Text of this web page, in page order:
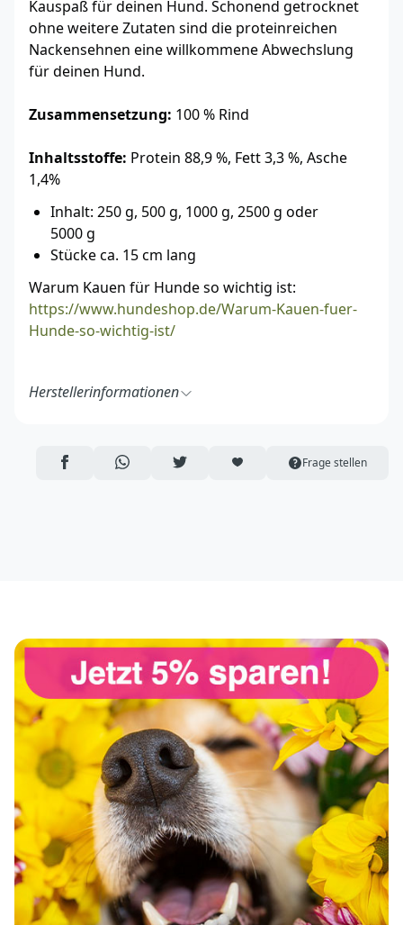
Kauspaß für deinen Hund. Schonend getrocknet
ohne weitere Zutaten sind die proteinreichen
Nackensehnen eine willkommene Abwechslung
für deinen Hund.
Zusammensetzung: 100 % Rind
Inhaltsstoffe: Protein 88,9 %, Fett 3,3 %, Asche
1,4%
Inhalt: 250 g, 500 g, 1000 g, 2500 g oder
5000 g
Stücke ca. 15 cm lang
Warum Kauen für Hunde so wichtig ist:
https://www.hundeshop.de/Warum-Kauen-fuer-
Hunde-so-wichtig-ist/
Herstellerinformationen
58706 Menden
Deutschland
AUF FACEBOOK TEILEN
ÜBER WHATSAPP TEILEN
AUF TWITTER TEILENARTIKEL AUF DIE MERKLISTE
Frage stellen